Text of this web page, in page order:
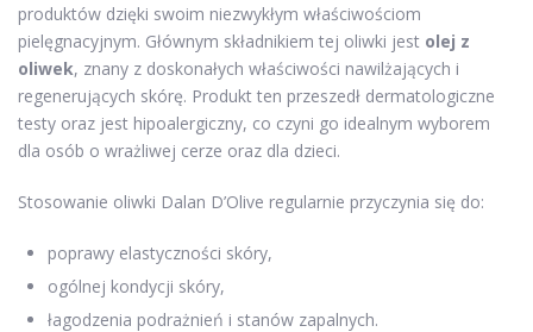
produktów dzięki swoim niezwykłym właściwościom
pielęgnacyjnym. Głównym składnikiem tej oliwki jest olej z
oliwek, znany z doskonałych właściwości nawilżających i
regenerujących skórę. Produkt ten przeszedł dermatologiczne
testy oraz jest hipoalergiczny, co czyni go idealnym wyborem
dla osób o wrażliwej cerze oraz dla dzieci.
Stosowanie oliwki Dalan D’Olive regularnie przyczynia się do:
poprawy elastyczności skóry,
ogólnej kondycji skóry,
łagodzenia podrażnień i stanów zapalnych.